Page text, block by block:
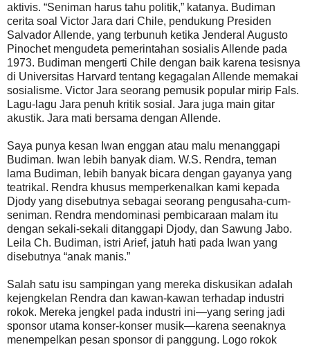
aktivis. “Seniman harus tahu politik,” katanya. Budiman
cerita soal Victor Jara dari Chile, pendukung Presiden
Salvador Allende, yang terbunuh ketika Jenderal Augusto
Pinochet mengudeta pemerintahan sosialis Allende pada
1973. Budiman mengerti Chile dengan baik karena tesisnya
di Universitas Harvard tentang kegagalan Allende memakai
sosialisme. Victor Jara seorang pemusik popular mirip Fals.
Lagu-lagu Jara penuh kritik sosial. Jara juga main gitar
akustik. Jara mati bersama dengan Allende.
Saya punya kesan Iwan enggan atau malu menanggapi
Budiman. Iwan lebih banyak diam. W.S. Rendra, teman
lama Budiman, lebih banyak bicara dengan gayanya yang
teatrikal. Rendra khusus memperkenalkan kami kepada
Djody yang disebutnya sebagai seorang pengusaha-cum-
seniman. Rendra mendominasi pembicaraan malam itu
dengan sekali-sekali ditanggapi Djody, dan Sawung Jabo.
Leila Ch. Budiman, istri Arief, jatuh hati pada Iwan yang
disebutnya “anak manis.”
Salah satu isu sampingan yang mereka diskusikan adalah
kejengkelan Rendra dan kawan-kawan terhadap industri
rokok. Mereka jengkel pada industri ini—yang sering jadi
sponsor utama konser-konser musik—karena seenaknya
menempelkan pesan sponsor di panggung. Logo rokok